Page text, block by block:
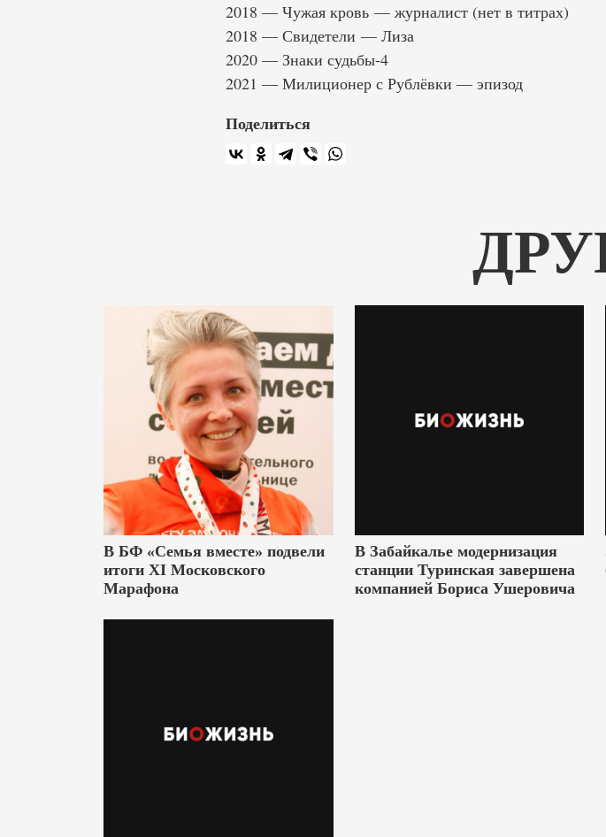
2018 — Чужая кровь — журналист (нет в титрах)
2018 — Свидетели — Лиза
2020 — Знаки судьбы-4
2021 — Милиционер с Рублёвки — эпизод
Поделиться
В БФ «Семья вместе» подвели
итоги XI Московского
Марафона
В Забайкалье модернизация
станции Туринская завершена
компанией Бориса Ушеровича